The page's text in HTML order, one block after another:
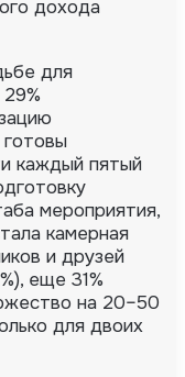
дохода
для
каждый пятый
мероприятия,
камерная
и друзей
еще 31%
на 20–50
для двоих